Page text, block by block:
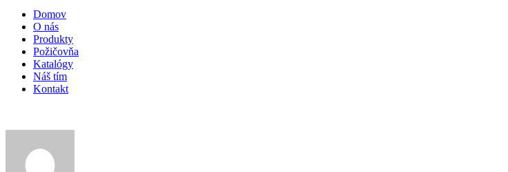
Domov
O nás
Produkty
Požičovňa
Katalógy
Náš tím
Kontakt